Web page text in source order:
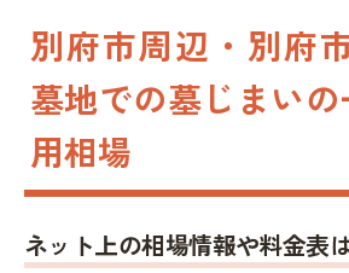
別府市周辺・別府
墓地での墓じまい
用相場
ネット上の相場情報や料金表